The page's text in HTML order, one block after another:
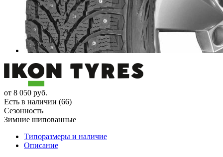
от 8 050 руб.
Есть в наличии (66)
Сезонность
Зимние шипованные
Типоразмеры и наличие
Описание